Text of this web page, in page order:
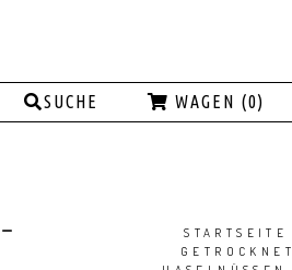
SUCHE WAGEN (0)
STARTSEITE